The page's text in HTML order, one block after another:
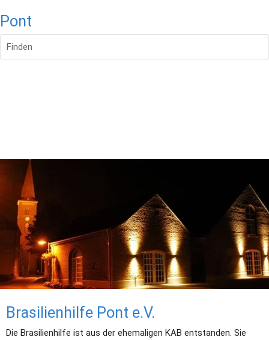
Pont
Finden
Brasilienhilfe Pont e.V.
Die Brasilienhilfe ist aus der ehemaligen KAB entstanden. Sie